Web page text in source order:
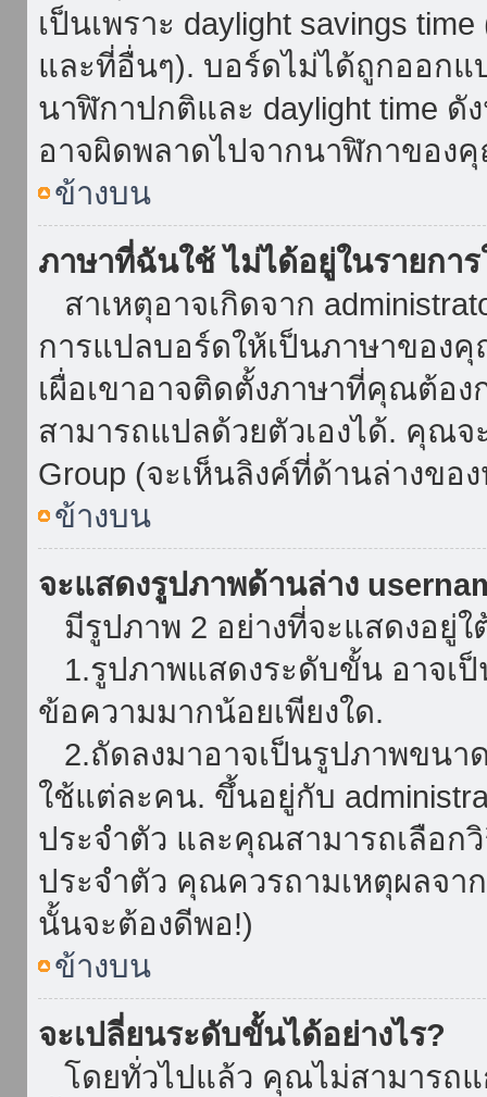
เป็นเพราะ daylight savings
และที่อื่นๆ). บอร์ดไม่ได้ถูกออกแ
นาฬิกาปกติและ daylight time
อาจผิดพลาดไปจากนาฬิกาของ
ข้างบน
ภาษาที่ฉันใช้ ไม่ได้อยู่ในรายการ
สาเหตุอาจเกิดจาก
การแปลบอร์ดให้เป็นภาษาของ
เผื่อเขาอาจติดตั้งภาษาที่คุณต้อ
สามารถแปลด้วยตัวเองได้. คุณจ
Group (จะเห็นลิงค์ที่ด้านล่างขอ
ข้างบน
จะแสดงรูปภาพด้านล่าง
มีรูปภาพ 2 อย่างที่จะแสดงอยู่ใ
1.รูปภาพแสดงระดับขั้น อาจเ
ข้อความมากน้อยเพียงใด.
2.ถัดลงมาอาจเป็นรูปภาพขนา
ใช้แต่ละคน. ขึ้นอยู่กับ
ประจำตัว และคุณสามารถเลือก
ประจำตัว คุณควรถามเหตุผลจา
นั้นจะต้องดีพอ!)
ข้างบน
จะเปลี่ยนระดับขั้นได้อย่างไร?
โดยทั่วไปแล้ว คุณไม่สามารถ